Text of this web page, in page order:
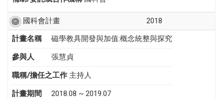
國科會計畫
2018
計畫名稱
磁學教具開發與加值:概念統整與探究
參與人 張慧貞
職稱/擔任之工作 主持人
計畫期間 2018.08 ~ 2019.07